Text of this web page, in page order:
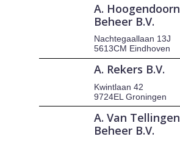
A. Hoogendoorn
Beheer B.V.
Nachtegaallaan 13J
5613CM Eindhoven
A. Rekers B.V.
Kwintlaan 42
9724EL Groningen
A. Van Tellingen
Beheer B.V.